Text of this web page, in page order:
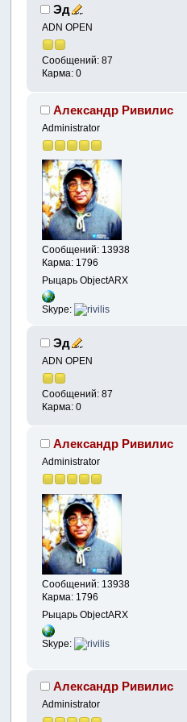
Эд
ADN OPEN
Сообщений: 87
Карма: 0
Александр Ривилис
Administrator
Сообщений: 13938
Карма: 1796
Рыцарь ObjectARX
Skype:
Эд
ADN OPEN
Сообщений: 87
Карма: 0
Александр Ривилис
Administrator
Сообщений: 13938
Карма: 1796
Рыцарь ObjectARX
Skype:
Александр Ривилис
Administrator